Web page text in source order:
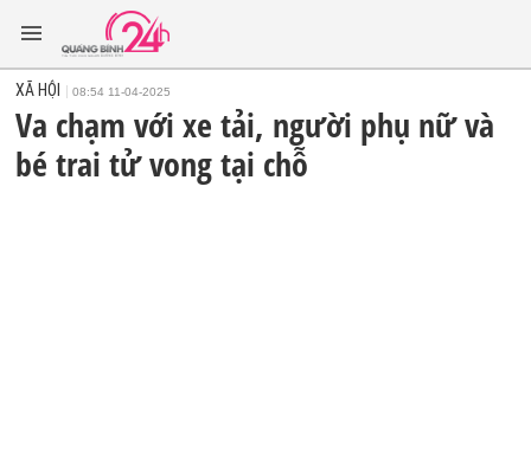
XÃ HỘI 08:54 11-04-2025
Va chạm với xe tải, người phụ nữ và
bé trai tử vong tại chỗ